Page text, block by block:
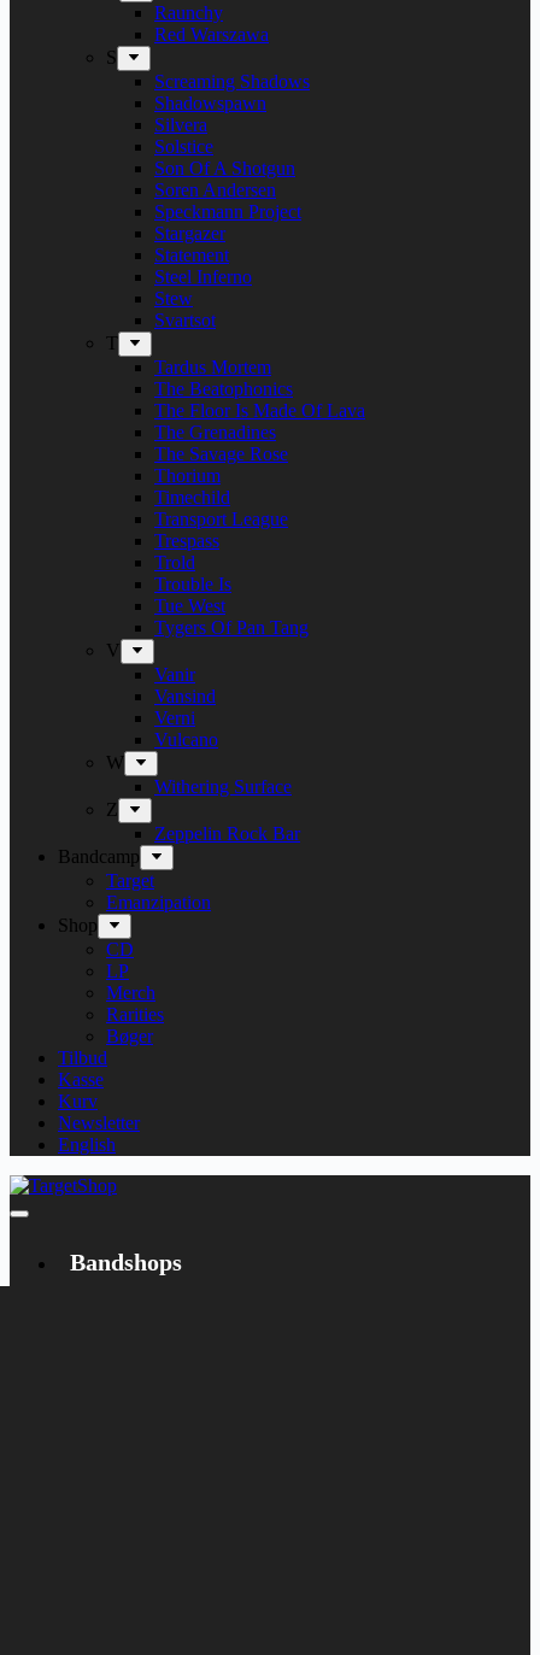
Raunchy
Red Warszawa
S
Screaming Shadows
Shadowspawn
Silvera
Solstice
Son Of A Shotgun
Soren Andersen
Speckmann Project
Stargazer
Statement
Steel Inferno
Stew
Svartsot
T
Tardus Mortem
The Beatophonics
The Floor Is Made Of Lava
The Grenadines
The Savage Rose
Thorium
Timechild
Transport League
Trespass
Trold
Trouble Is
Tue West
Tygers Of Pan Tang
V
Vanir
Vansind
Verni
Vulcano
W
Withering Surface
Z
Zeppelin Rock Bar
Bandcamp
Target
Emanzipation
Shop
CD
LP
Merch
Rarities
Bøger
Tilbud
Kasse
Kurv
Newsletter
English
Bandshops